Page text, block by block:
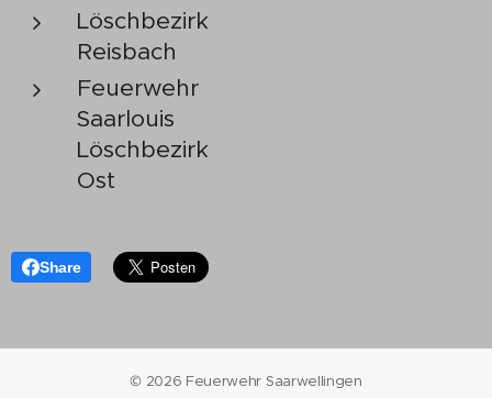
Löschbezirk
Reisbach
Feuerwehr
Saarlouis
Löschbezirk
Ost
Share
© 2026 Feuerwehr Saarwellingen